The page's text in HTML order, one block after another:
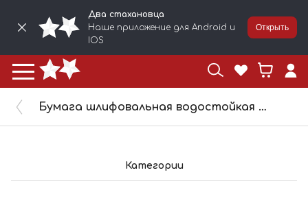
Два стахановца
Наше приложение для Android и
IOS
Открыть
Бумага шлифовальная водостойкая SIA P500 230x280мм 1913/500
Категории